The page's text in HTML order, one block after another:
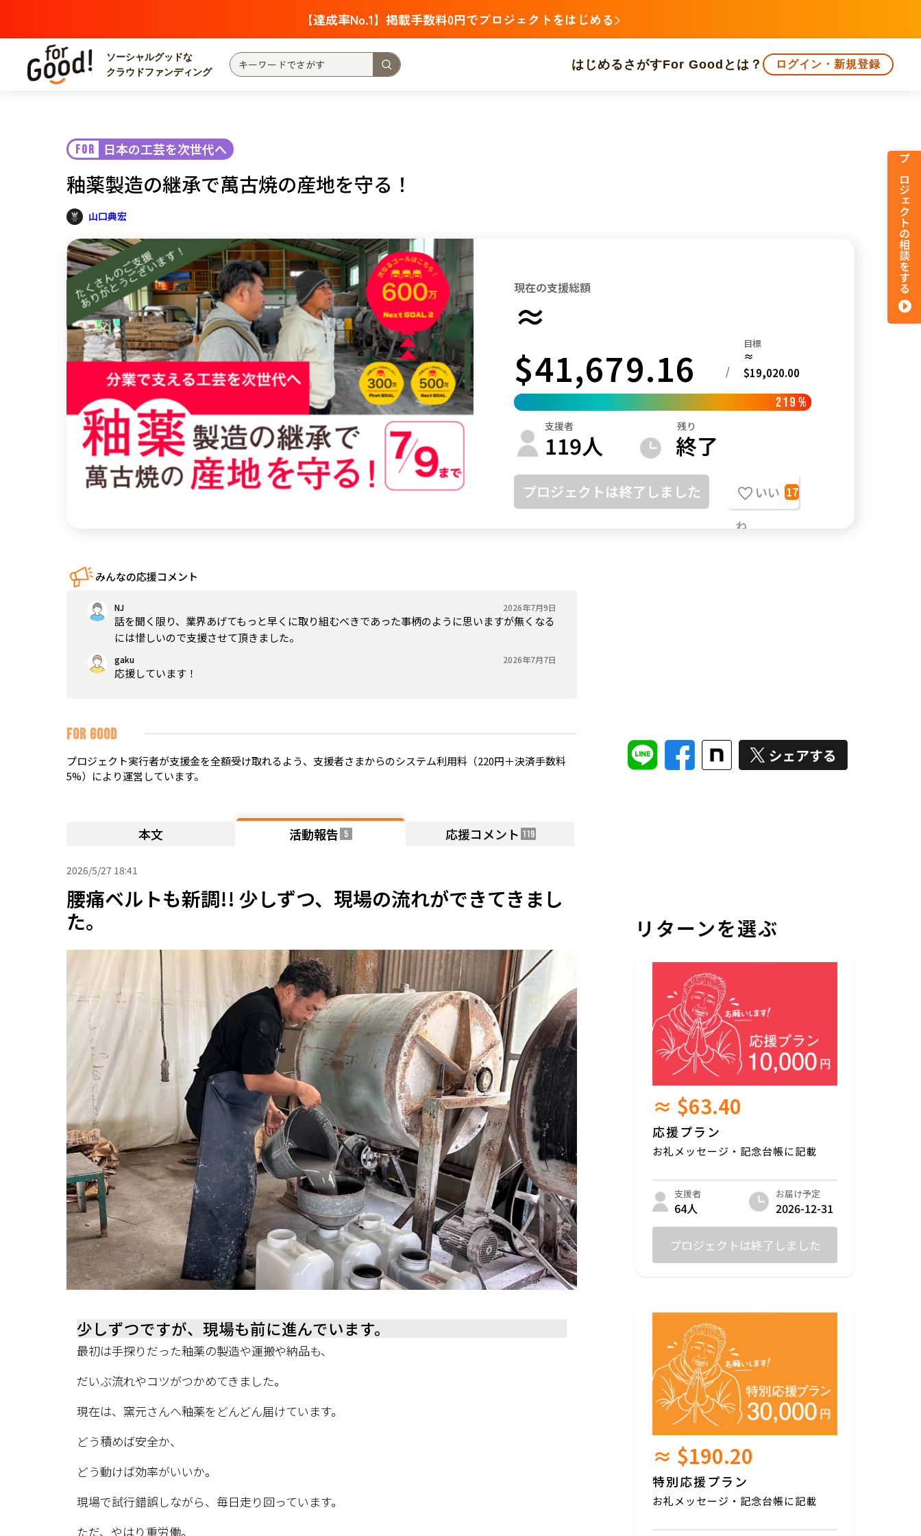
【達成率No.1】掲載手数料0円でプロジェクトをはじめる
ソーシャルグッドな
クラウドファンディング
はじめる さがすFor Goodとは？ ログイン・新規登録
カテゴリーからさがす 国際協力
災害
社会貢献
地域からさがす
関東 茨城 栃木 群馬 埼玉 千葉
中部 新潟 富山 石川 福井 山梨
近畿 三重 滋賀 京都 大阪 兵庫
中国 鳥取 島根 岡山 広島 山口
四国 徳島 香川 愛媛 高知
九州・沖縄 福岡 佐賀 長崎 熊本 大分 鹿児島 沖縄
FOR 日本の工芸を次世代へ
釉薬製造の継承で萬古焼の産地を守る！
山口典宏
現在の支援総額
≈
$41,679.16
/
目標
≈
$19,020.00
219 %
支援者
119人
残り
終了
プロジェクトは終了しました
いい
ね
17
みんなの応援コメント
NJ 2026年7月9日
話を聞く限り、業界あげてもっと早くに取り組むべきであった事柄のように思いますが無くなる
には惜しいので支援させて頂きました。
gaku 2026年7月7日
応援しています！
FOR GOOD
プロジェクト実行者が支援金を全額受け取れるよう、支援者さまからのシステム利用料（220円＋決済手数料
5%）により運営しています。
プロジェクトの相談をする
本文 活動報告 5 応援コメント 119
2026/5/27 18:41
腰痛ベルトも新調!! 少しずつ、現場の流れができてきまし
た。
少しずつですが、現場も前に進んでいます。
最初は手探りだった釉薬の製造や運搬や納品も、
だいぶ流れやコツがつかめてきました。
現在は、窯元さんへ釉薬をどんどん届けています。
どう積めば安全か、
どう動けば効率がいいか。
現場で試行錯誤しながら、毎日走り回っています。
ただ、やはり重労働。
リターンを選ぶ
≈ $63.40
応援プラン
お礼メッセージ・記念台帳に記載
支援者
64人
お届け予定
2026-12-31
プロジェクトは終了しました
≈ $190.20
特別応援プラン
お礼メッセージ・記念台帳に記載